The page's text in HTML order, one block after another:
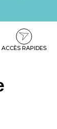
ACCÈS RAPIDES